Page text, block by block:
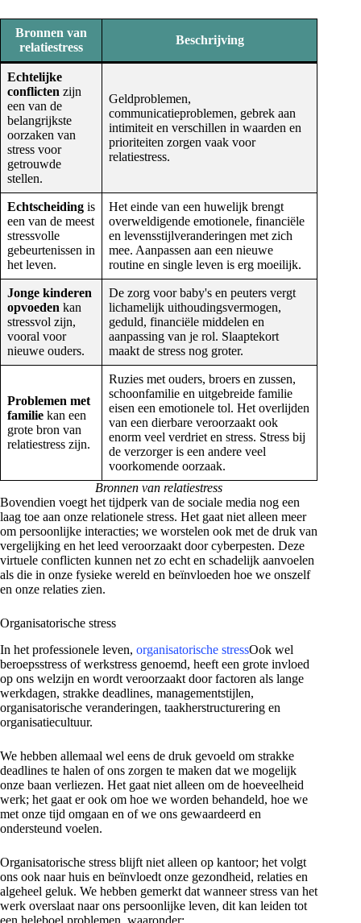
Bronnen van
relatiestress
Beschrijving
Echtelijke
conflicten zijn
een van de
belangrijkste
oorzaken van
stress voor
getrouwde
stellen.
Geldproblemen,
communicatieproblemen, gebrek aan
intimiteit en verschillen in waarden en
prioriteiten zorgen vaak voor
relatiestress.
Echtscheiding is
een van de meest
stressvolle
gebeurtenissen in
het leven.
Het einde van een huwelijk brengt
overweldigende emotionele, financiële
en levensstijlveranderingen met zich
mee. Aanpassen aan een nieuwe
routine en single leven is erg moeilijk.
Jonge kinderen
opvoeden kan
stressvol zijn,
vooral voor
nieuwe ouders.
De zorg voor baby's en peuters vergt
lichamelijk uithoudingsvermogen,
geduld, financiële middelen en
aanpassing van je rol. Slaaptekort
maakt de stress nog groter.
Problemen met
familie kan een
grote bron van
relatiestress zijn.
Ruzies met ouders, broers en zussen,
schoonfamilie en uitgebreide familie
eisen een emotionele tol. Het overlijden
van een dierbare veroorzaakt ook
enorm veel verdriet en stress. Stress bij
de verzorger is een andere veel
voorkomende oorzaak.
Bronnen van relatiestress
Bovendien voegt het tijdperk van de sociale media nog een
laag toe aan onze relationele stress. Het gaat niet alleen meer
om persoonlijke interacties; we worstelen ook met de druk van
vergelijking en het leed veroorzaakt door cyberpesten. Deze
virtuele conflicten kunnen net zo echt en schadelijk aanvoelen
als die in onze fysieke wereld en beïnvloeden hoe we onszelf
en onze relaties zien.
Organisatorische stress
In het professionele leven, organisatorische stressOok wel
beroepsstress of werkstress genoemd, heeft een grote invloed
op ons welzijn en wordt veroorzaakt door factoren als lange
werkdagen, strakke deadlines, managementstijlen,
organisatorische veranderingen, taakherstructurering en
organisatiecultuur.
We hebben allemaal wel eens de druk gevoeld om strakke
deadlines te halen of ons zorgen te maken dat we mogelijk
onze baan verliezen. Het gaat niet alleen om de hoeveelheid
werk; het gaat er ook om hoe we worden behandeld, hoe we
met onze tijd omgaan en of we ons gewaardeerd en
ondersteund voelen.
Organisatorische stress blijft niet alleen op kantoor; het volgt
ons ook naar huis en beïnvloedt onze gezondheid, relaties en
algeheel geluk. We hebben gemerkt dat wanneer stress van het
werk overslaat naar ons persoonlijke leven, dit kan leiden tot